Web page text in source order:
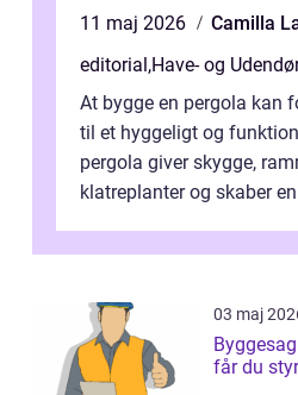
11 maj 2026
Camilla
editorial,Have- og
At bygge en pergola kan
til et hyggeligt og
pergola giver skygge,
klatreplanter og skaber
d...
03 maj
får du